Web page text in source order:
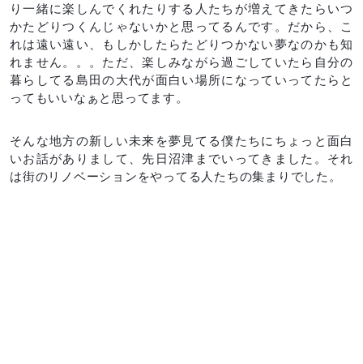
り一緒に楽しんでくれたりする人たちが増えてきたらいつ
かたどりつくんじゃないかと思ってるんです。だから、こ
れは遠い遠い、もしかしたらたどりつかない夢なのかも知
れません。。。ただ、楽しみながら過ごしていたら自分の
暮らしてる島田の大代が面白い場所になっていってたらと
ってもいいなぁと思ってます。
そんな地方の新しい未来を夢見てる僕たちにちょっと面白
いお話がありまして、先日沼津までいってきました。それ
は街のリノベーションをやってる人たちの集まりでした。